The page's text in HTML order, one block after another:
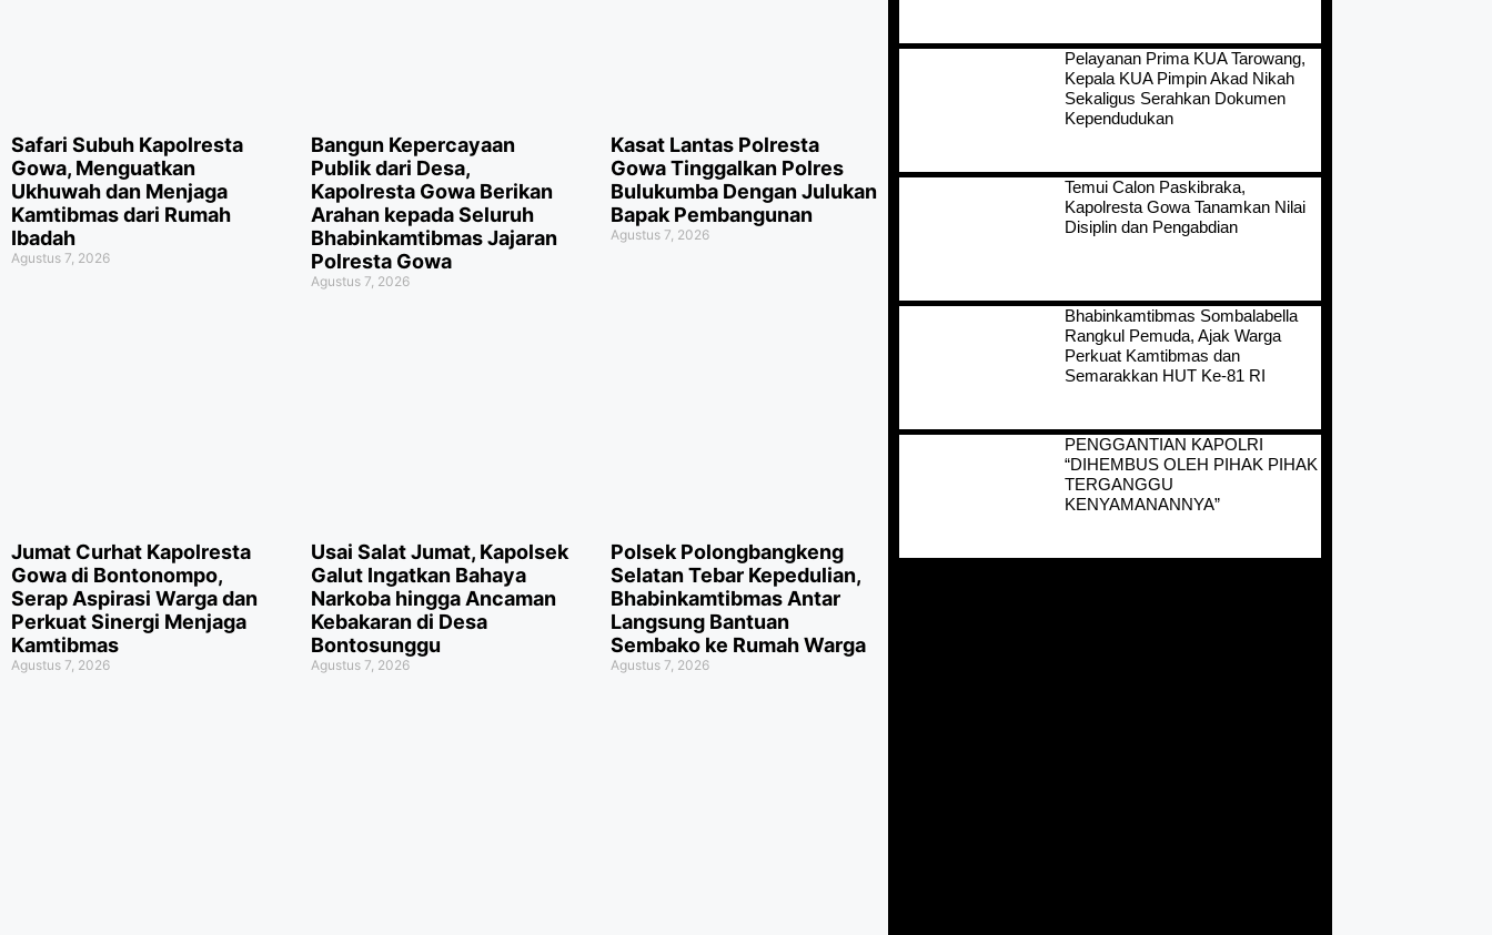
Safari Subuh Kapolresta
Gowa, Menguatkan
Ukhuwah dan Menjaga
Kamtibmas dari Rumah
Ibadah
Agustus 7, 2026
Bangun Kepercayaan
Publik dari Desa,
Kapolresta Gowa Berikan
Arahan kepada Seluruh
Bhabinkamtibmas Jajaran
Polresta Gowa
Agustus 7, 2026
Kasat Lantas Polresta
Gowa Tinggalkan Polres
Bulukumba Dengan Julukan
Bapak Pembangunan
Agustus 7, 2026
Jumat Curhat Kapolresta
Gowa di Bontonompo,
Serap Aspirasi Warga dan
Perkuat Sinergi Menjaga
Kamtibmas
Agustus 7, 2026
Usai Salat Jumat, Kapolsek
Galut Ingatkan Bahaya
Narkoba hingga Ancaman
Kebakaran di Desa
Bontosunggu
Agustus 7, 2026
Polsek Polongbangkeng
Selatan Tebar Kepedulian,
Bhabinkamtibmas Antar
Langsung Bantuan
Sembako ke Rumah Warga
Agustus 7, 2026
Pelayanan Prima KUA Tarowang,
Kepala KUA Pimpin Akad Nikah
Sekaligus Serahkan Dokumen
Kependudukan
Temui Calon Paskibraka,
Kapolresta Gowa Tanamkan Nilai
Disiplin dan Pengabdian
Bhabinkamtibmas Sombalabella
Rangkul Pemuda, Ajak Warga
Perkuat Kamtibmas dan
Semarakkan HUT Ke-81 RI
PENGGANTIAN KAPOLRI
“DIHEMBUS OLEH PIHAK PIHAK
TERGANGGU
KENYAMANANNYA”